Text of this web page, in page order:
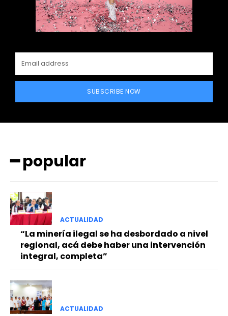
SUBSCRIBE NOW
━ popular
ACTUALIDAD
“La minería ilegal se ha desbordado a nivel
regional, acá debe haber una intervención
integral, completa”
ACTUALIDAD